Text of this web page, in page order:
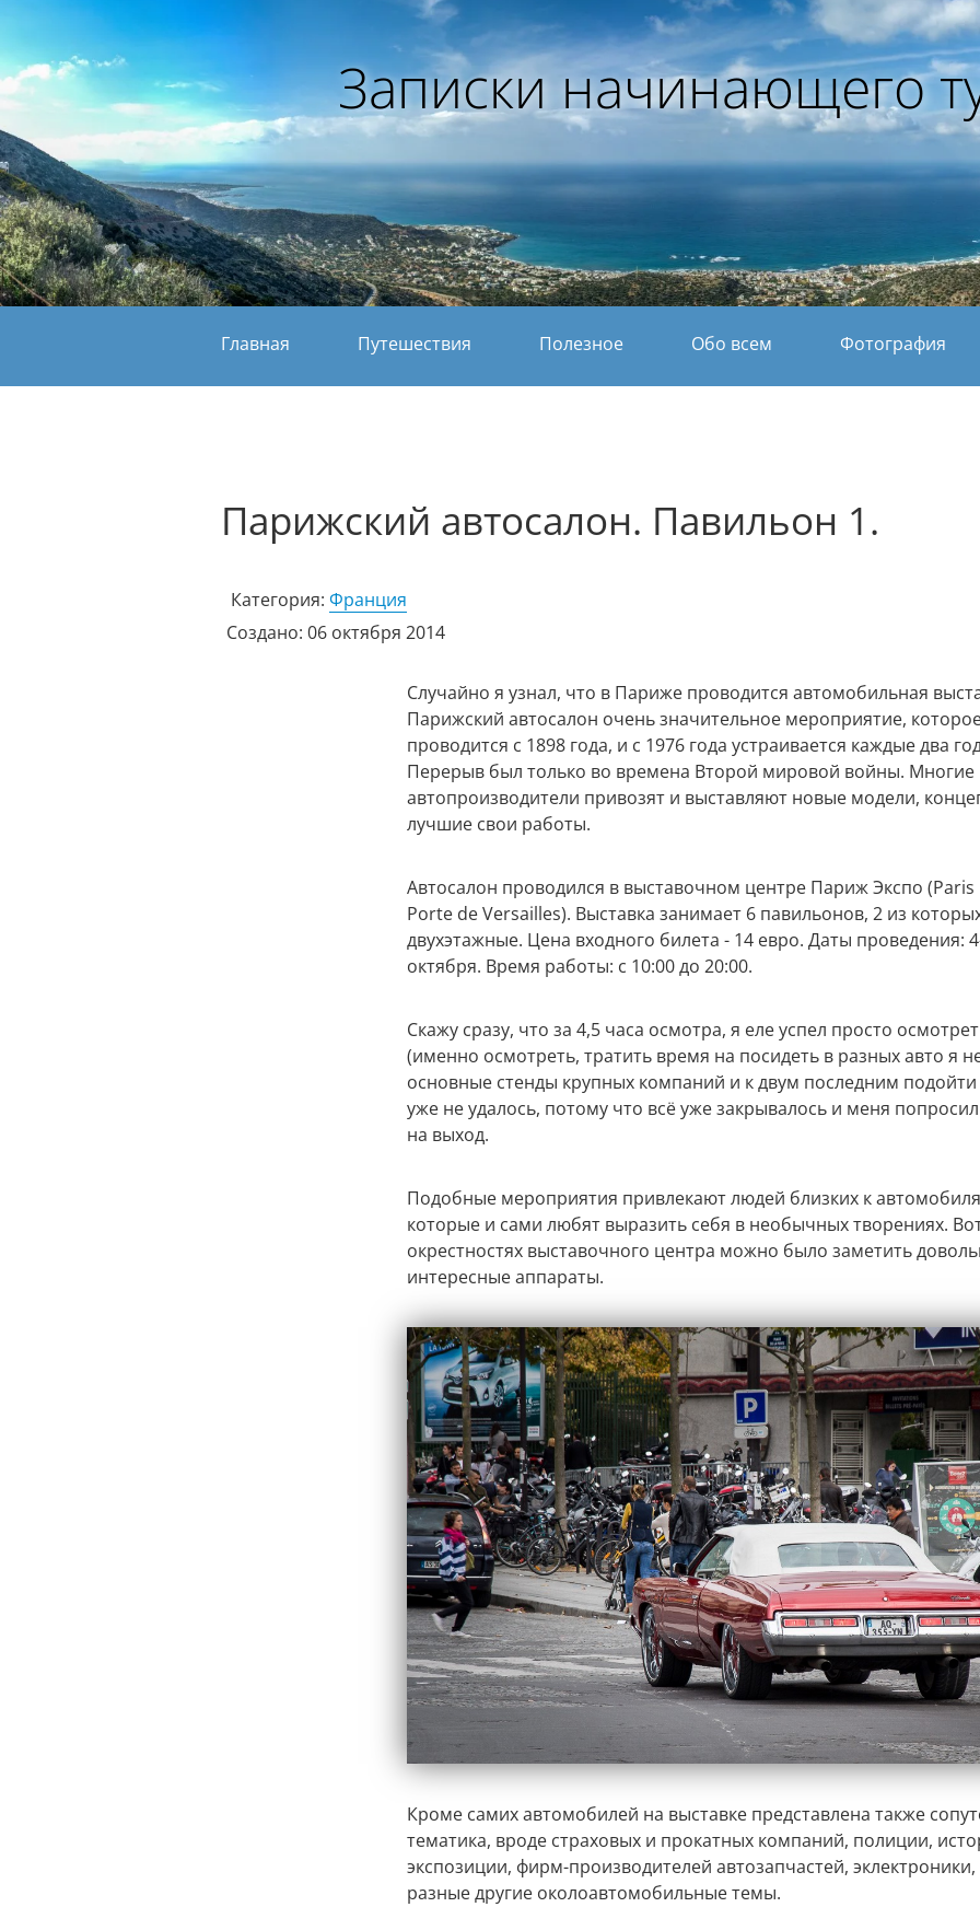
Записки начинающего
Главная Путешествия Полезное Обо всем Фотография
Парижский автосалон. Павильон 1.
Категория: Франция
Создано: 06 октября 2014
Случайно я узнал, что в Париже проводится автомобильная
Парижский автосалон очень значительное мероприятие,
проводится с 1898 года, и с 1976 года устраивается каждые два
Перерыв был только во времена Второй мировой войны.
автопроизводители привозят и выставляют новые модели,
лучшие свои работы.
Автосалон проводился в выставочном центре Париж Экспо (Paris
Porte de Versailles). Выставка занимает 6 павильонов, 2 из
двухэтажные. Цена входного билета - 14 евро. Даты проведения:
октября. Время работы: с 10:00 до 20:00.
Скажу сразу, что за 4,5 часа осмотра, я еле успел просто
(именно осмотреть, тратить время на посидеть в разных авто я
основные стенды крупных компаний и к двум последним подойти
уже не удалось, потому что всё уже закрывалось и меня
на выход.
Подобные мероприятия привлекают людей близких к
которые и сами любят выразить себя в необычных творениях.
окрестностях выставочного центра можно было заметить
интересные аппараты.
Кроме самих автомобилей на выставке представлена также
тематика, вроде страховых и прокатных компаний, полиции,
экспозиции, фирм-производителей автозапчастей,
разные другие околоавтомобильные темы.